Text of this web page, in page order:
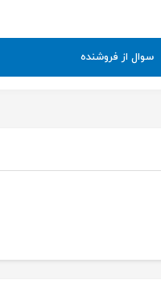
سوال از فروشنده